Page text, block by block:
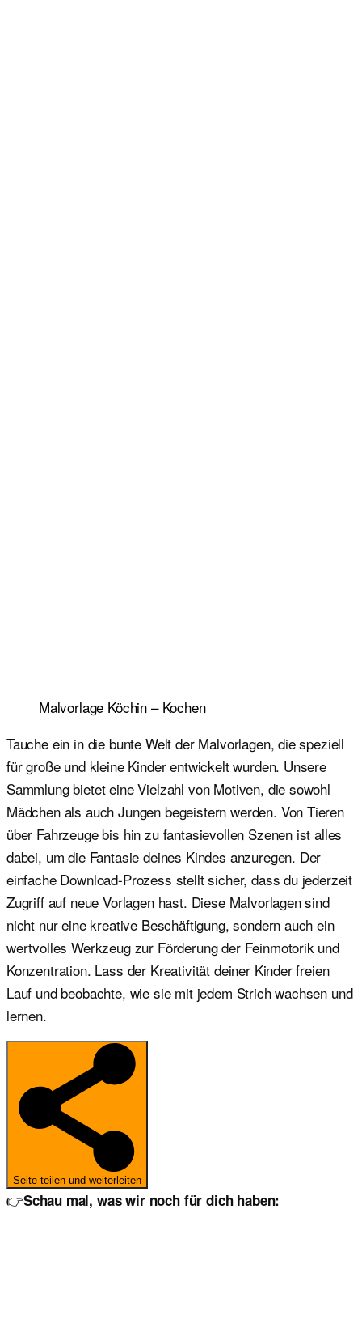
Malvorlage Köchin – Kochen
Tauche ein in die bunte Welt der Malvorlagen, die speziell
für große und kleine Kinder entwickelt wurden. Unsere
Sammlung bietet eine Vielzahl von Motiven, die sowohl
Mädchen als auch Jungen begeistern werden. Von Tieren
über Fahrzeuge bis hin zu fantasievollen Szenen ist alles
dabei, um die Fantasie deines Kindes anzuregen. Der
einfache Download-Prozess stellt sicher, dass du jederzeit
Zugriff auf neue Vorlagen hast. Diese Malvorlagen sind
nicht nur eine kreative Beschäftigung, sondern auch ein
wertvolles Werkzeug zur Förderung der Feinmotorik und
Konzentration. Lass der Kreativität deiner Kinder freien
Lauf und beobachte, wie sie mit jedem Strich wachsen und
lernen.
Seite teilen und weiterleiten
👉Schau mal, was wir noch für dich haben: